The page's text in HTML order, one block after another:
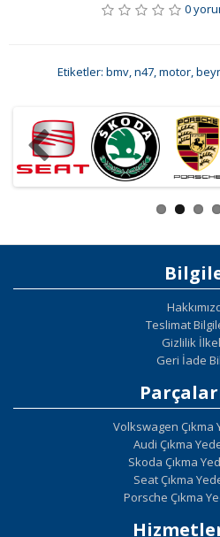
0
Etiketler: bmv,n47,motor,
Teslimat
Gizlilik
Geri İade
Volkswagen Çıkma
Audi Çıkma
Skoda Çıkma
Seat Çıkma
Porsche Çıkma